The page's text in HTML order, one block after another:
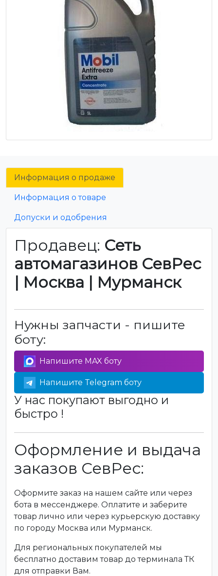
Информация о продаже
Информация о товаре
Допуски и одобрения
Продавец: Сеть
автомагазинов СевРес
| Москва | Мурманск
Нужны запчасти - пишите
боту:
Напишите MAX боту
Напишите Telegram боту
У нас покупают выгодно и
быстро !
Оформление и выдача
заказов СевРес:
Оформите заказ на нашем сайте или через
бота в мессенджере. Оплатите и заберите
товар лично или через курьерскую доставку
по городу Москва или Мурманск.
Для региональных покупателей мы
бесплатно доставим товар до терминала ТК
для отправки Вам.